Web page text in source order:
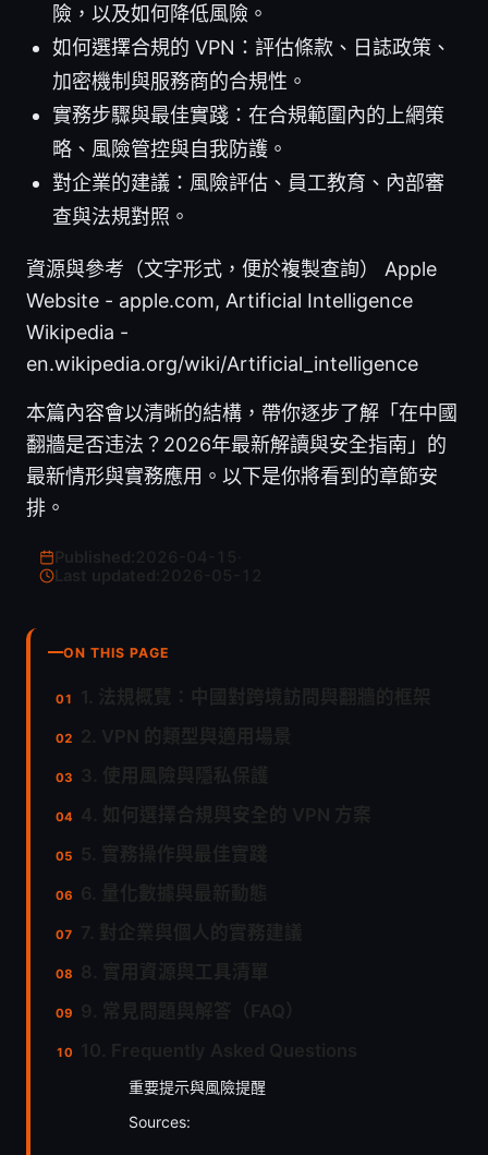
險，以及如何降低風險。
如何選擇合規的 VPN：評估條款、日誌政策、
加密機制與服務商的合規性。
實務步驟與最佳實踐：在合規範圍內的上網策
略、風險管控與自我防護。
對企業的建議：風險評估、員工教育、內部審
查與法規對照。
資源與參考（文字形式，便於複製查詢） Apple
Website - apple.com, Artificial Intelligence
Wikipedia -
en.wikipedia.org/wiki/Artificial_intelligence
本篇內容會以清晰的結構，帶你逐步了解「在中國
翻牆是否违法？2026年最新解讀與安全指南」的
最新情形與實務應用。以下是你將看到的章節安
排。
Last updated:
ON THIS PAGE
重要提示與風險提醒
Sources: